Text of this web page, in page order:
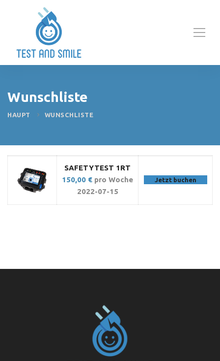
Wunschliste
HAUPT WUNSCHLISTE
SAFETYTEST 1RT
150,00 € pro Woche
2022-07-15
Jetzt buchen